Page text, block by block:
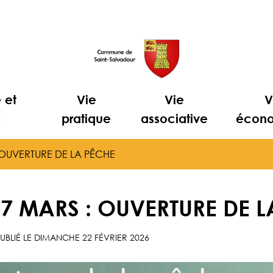
et
Vie
pratique
Vie
associative
DE LA PÊCHE
MARS : OUVERTURE DE
LE DIMANCHE 22 FÉVRIER 2026